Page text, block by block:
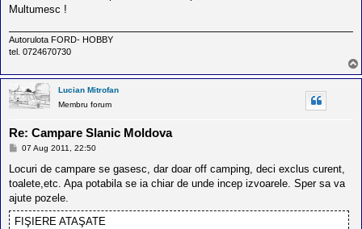
Multumesc !
Autorulota FORD- HOBBY
tel. 0724670730
Lucian Mitrofan
Membru forum
Re: Campare Slanic Moldova
M
s
j
07 Aug 2011, 22:50
Locuri de campare se gasesc, dar doar off camping, deci exclus curent,
toalete,etc. Apa potabila se ia chiar de unde incep izvoarele. Sper sa va
ajute pozele.
FIŞIERE ATAŞATE